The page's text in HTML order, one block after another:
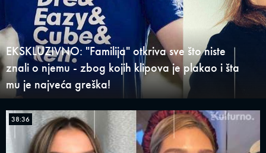
EKSKLUZIVNO: "Familija" otkriva sve što niste
znali o njemu - zbog kojih klipova je plakao i šta
mu je najveća greška!
38:36